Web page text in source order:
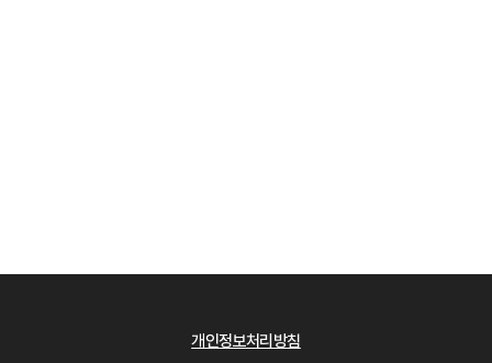
제2장 회원 가입
회원 가입은 이용자가 "Mbio-Bridge"에서 정한
개인정보처리방침